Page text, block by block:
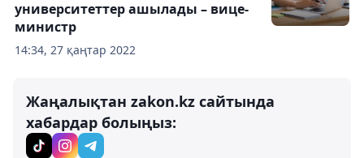
14:34, 27 қаңтар 2022
университеттер ашылады – вице-
министр
Жаңалықтан zakon.kz сайтында
хабардар болыңыз: